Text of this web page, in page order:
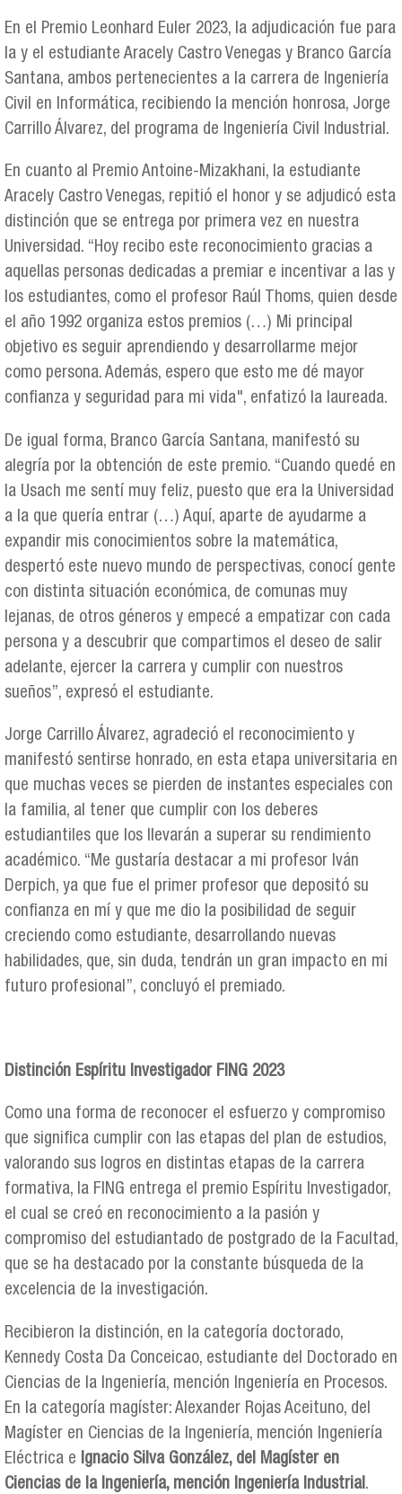
En el Premio Leonhard Euler 2023, la adjudicación fue para
la y el estudiante Aracely Castro Venegas y Branco García
Santana, ambos pertenecientes a la carrera de Ingeniería
Civil en Informática, recibiendo la mención honrosa, Jorge
Carrillo Álvarez, del programa de Ingeniería Civil Industrial.
En cuanto al Premio Antoine-Mizakhani, la estudiante
Aracely Castro Venegas, repitió el honor y se adjudicó esta
distinción que se entrega por primera vez en nuestra
Universidad. “Hoy recibo este reconocimiento gracias a
aquellas personas dedicadas a premiar e incentivar a las y
los estudiantes, como el profesor Raúl Thoms, quien desde
el año 1992 organiza estos premios (…) Mi principal
objetivo es seguir aprendiendo y desarrollarme mejor
como persona. Además, espero que esto me dé mayor
confianza y seguridad para mi vida", enfatizó la laureada.
De igual forma, Branco García Santana, manifestó su
alegría por la obtención de este premio. “Cuando quedé en
la Usach me sentí muy feliz, puesto que era la Universidad
a la que quería entrar (…) Aquí, aparte de ayudarme a
expandir mis conocimientos sobre la matemática,
despertó este nuevo mundo de perspectivas, conocí gente
con distinta situación económica, de comunas muy
lejanas, de otros géneros y empecé a empatizar con cada
persona y a descubrir que compartimos el deseo de salir
adelante, ejercer la carrera y cumplir con nuestros
sueños”, expresó el estudiante.
Jorge Carrillo Álvarez, agradeció el reconocimiento y
manifestó sentirse honrado, en esta etapa universitaria en
que muchas veces se pierden de instantes especiales con
la familia, al tener que cumplir con los deberes
estudiantiles que los llevarán a superar su rendimiento
académico. “Me gustaría destacar a mi profesor Iván
Derpich, ya que fue el primer profesor que depositó su
confianza en mí y que me dio la posibilidad de seguir
creciendo como estudiante, desarrollando nuevas
habilidades, que, sin duda, tendrán un gran impacto en mi
futuro profesional”, concluyó el premiado.
Distinción Espíritu Investigador FING 2023
Como una forma de reconocer el esfuerzo y compromiso
que significa cumplir con las etapas del plan de estudios,
valorando sus logros en distintas etapas de la carrera
formativa, la FING entrega el premio Espíritu Investigador,
el cual se creó en reconocimiento a la pasión y
compromiso del estudiantado de postgrado de la Facultad,
que se ha destacado por la constante búsqueda de la
excelencia de la investigación.
Recibieron la distinción, en la categoría doctorado,
Kennedy Costa Da Conceicao, estudiante del Doctorado en
Ciencias de la Ingeniería, mención Ingeniería en Procesos.
En la categoría magíster: Alexander Rojas Aceituno, del
Magíster en Ciencias de la Ingeniería, mención Ingeniería
Eléctrica e Ignacio Silva González, del Magíster en
Ciencias de la Ingeniería, mención Ingeniería Industrial .